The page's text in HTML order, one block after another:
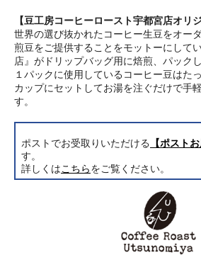
【豆工房コーヒーロースト宇都宮店オリ
世界の選び抜かれたコーヒー生豆をオー
煎豆をご提供することをモットーにして
店』がドリップバッグ用に焙煎、パックし
１パックに使用しているコーヒー豆はた
カップにセットしてお湯を注ぐだけで手
す。
ポストでお受取りいただける 【ポスト
す。
詳しくはこちらをご覧ください。